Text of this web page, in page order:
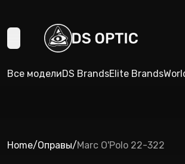
Все моделиDS BrandsElite Brands
Home/Оправы/Marc O'Polo 22-322